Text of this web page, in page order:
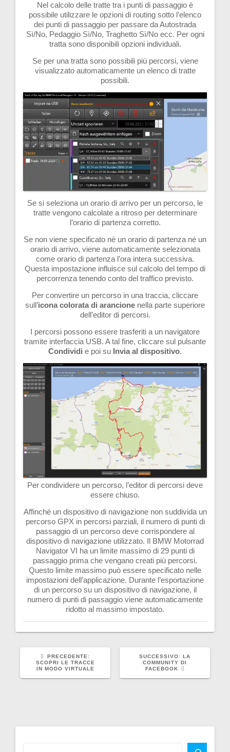
Nel calcolo delle tratte tra i punti di passaggio è
possibile utilizzare le opzioni di routing sotto l’elenco
dei punti di passaggio per passare da Autostrada
Sì/No, Pedaggio Sì/No, Traghetto Sì/No ecc. Per ogni
tratta sono disponibili opzioni individuali.
Se per una tratta sono possibili più percorsi, viene
visualizzato automaticamente un elenco di tratte
possibili.
Se si seleziona un orario di arrivo per un percorso, le
tratte vengono calcolate a ritroso per determinare
l’orario di partenza corretto.
Se non viene specificato né un orario di partenza né un
orario di arrivo, viene automaticamente selezionata
come orario di partenza l’ora intera successiva.
Questa impostazione influisce sul calcolo del tempo di
percorrenza tenendo conto del traffico previsto.
Per convertire un percorso in una traccia, cliccare
sull’icona colorata di arancione nella parte superiore
dell’editor di percorsi.
I percorsi possono essere trasferiti a un navigatore
tramite interfaccia USB. A tal fine, cliccare sul pulsante
Condividi e poi su Invia al dispositivo.
Per condividere un percorso, l’editor di percorsi deve
essere chiuso.
Affinché un dispositivo di navigazione non suddivida un
percorso GPX in percorsi parziali, il numero di punti di
passaggio di un percorso deve corrispondere al
dispositivo di navigazione utilizzato. Il BMW Motorrad
Navigator VI ha un limite massimo di 29 punti di
passaggio prima che vengano creati più percorsi.
Questo limite massimo può essere specificato nelle
impostazioni dell’applicazione. Durante l’esportazione
di un percorso su un dispositivo di navigazione, il
numero di punti di passaggio viene automaticamente
ridotto al massimo impostato.
PRECEDENTE:
PRECEDENTE:
SCOPRI LE TRACCE
IN MODO VIRTUALE
SUCCESSIVO: ARTICOLO
SUCCESSIVO:
LA
COMMUNITY DI
FACEBOOK